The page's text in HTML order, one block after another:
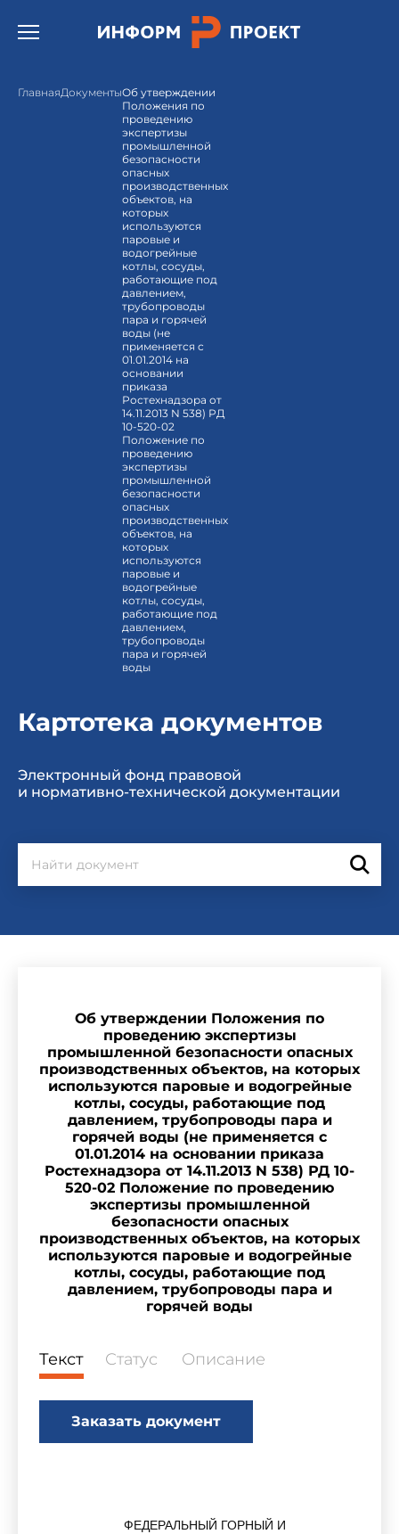
Открыть бургер меню.
ГлавнаяДокументыОб утверждении
Положения по
проведению
экспертизы
промышленной
безопасности
опасных
производственных
объектов, на
которых
используются
паровые и
водогрейные
котлы, сосуды,
работающие под
давлением,
трубопроводы
пара и горячей
воды (не
применяется с
01.01.2014 на
основании
приказа
Ростехнадзора от
14.11.2013 N 538) РД
10-520-02
Положение по
проведению
экспертизы
промышленной
безопасности
опасных
производственных
объектов, на
которых
используются
паровые и
водогрейные
котлы, сосуды,
работающие под
давлением,
трубопроводы
пара и горячей
воды
Картотека документов
Электронный фонд правовой
и нормативно-технической документации
Об утверждении Положения по
проведению экспертизы
промышленной безопасности опасных
производственных объектов, на которых
используются паровые и водогрейные
котлы, сосуды, работающие под
давлением, трубопроводы пара и
горячей воды (не применяется с
01.01.2014 на основании приказа
Ростехнадзора от 14.11.2013 N 538) РД 10-
520-02 Положение по проведению
экспертизы промышленной
безопасности опасных
производственных объектов, на которых
используются паровые и водогрейные
котлы, сосуды, работающие под
давлением, трубопроводы пара и
горячей воды
Текст Статус Описание
Заказать документ
ФЕДЕРАЛЬНЫЙ ГОРНЫЙ И